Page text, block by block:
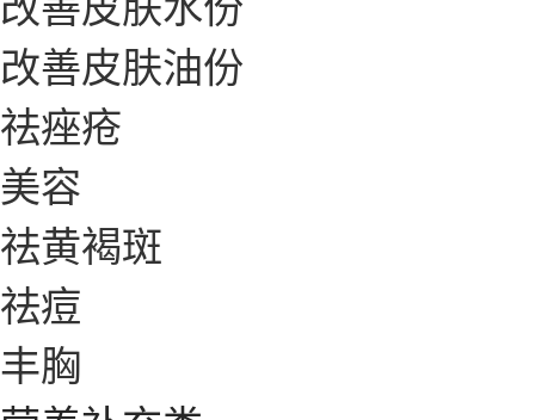
改善皮肤油份
祛痤疮
美容
祛黄褐斑
祛痘
丰胸